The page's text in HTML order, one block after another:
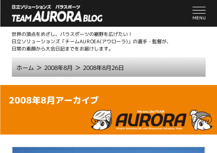
世界の頂点をめざし、パラスポーツの裾野を広げたい！
日立ソリューションズ「チームAUROEA(アウローラ)」の選手・監督が、
日常の素顔から大会日記までをお届けします。
ホーム > 2008年8月 > 2008年8月26日
本
2008年8月アーカイブ